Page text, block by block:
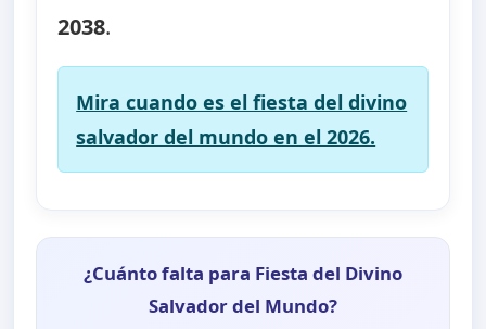
2038.
Mira cuando es el fiesta del divino
salvador del mundo en el 2026.
¿Cuánto falta para Fiesta del Divino
Salvador del Mundo?